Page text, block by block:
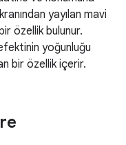
yayılan mavi
özellik bulunur.
yoğunluğu
bir özellik içerir.